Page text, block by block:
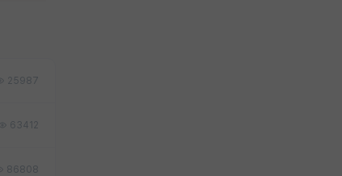
25987
63412
86808